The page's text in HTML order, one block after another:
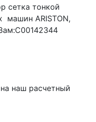
сетка тонкой
машин ARISTON,
наш расчетный